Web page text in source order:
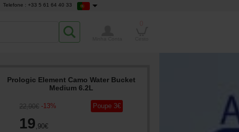
Telefone : +33 5 61 64 40 33
Prologic Element Camo Water Bucket
Medium 6.2L
22,90€ -13%
19,90€
Poupe 3€